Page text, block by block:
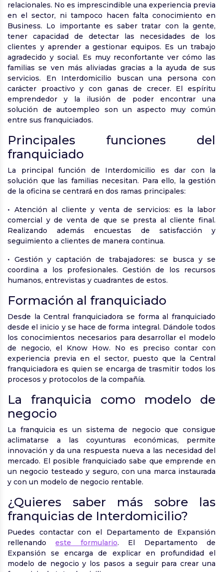
relacionales. No es imprescindible una experiencia previa
en el sector, ni tampoco hacen falta conocimiento en
Business. Lo importante es saber tratar con la gente,
tener capacidad de detectar las necesidades de los
clientes y aprender a gestionar equipos. Es un trabajo
agradecido y social. Es muy reconfortante ver cómo las
familias se ven más aliviadas gracias a la ayuda de sus
servicios. En Interdomicilio buscan una persona con
carácter proactivo y con ganas de crecer. El espíritu
emprendedor y la ilusión de poder encontrar una
solución de autoempleo son un aspecto muy común
entre sus franquiciados.
Principales funciones del
franquiciado
La principal función de Interdomicilio es dar con la
solución que las familias necesitan. Para ello, la gestión
de la oficina se centrará en dos ramas principales:
• Atención al cliente y venta de servicios: es la labor
comercial y de venta de que se presta al cliente final.
Realizando además encuestas de satisfacción y
seguimiento a clientes de manera continua.
• Gestión y captación de trabajadores: se busca y se
coordina a los profesionales. Gestión de los recursos
humanos, entrevistas y cuadrantes de estos.
Formación al franquiciado
Desde la Central franquiciadora se forma al franquiciado
desde el inicio y se hace de forma integral. Dándole todos
los conocimientos necesarios para desarrollar el modelo
de negocio, el Know How. No es preciso contar con
experiencia previa en el sector, puesto que la Central
franquiciadora es quien se encarga de trasmitir todos los
procesos y protocolos de la compañía.
La franquicia como modelo de
negocio
La franquicia es un sistema de negocio que consigue
aclimatarse a las coyunturas económicas, permite
innovación y da una respuesta nueva a las necesidad del
mercado. El posible franquiciado sabe que emprende en
un negocio testeado y seguro, con una marca instaurada
y con un modelo de negocio rentable.
¿Quieres saber más sobre las
franquicias de Interdomicilio?
Puedes contactar con el Departamento de Expansión
rellenandoeste formulario. El Departamento de
Expansión se encarga de explicar en profundidad el
modelo de negocio y los pasos a seguir para crear una